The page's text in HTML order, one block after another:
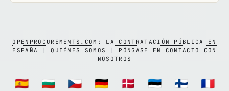
OPENPROCUREMENTS.COM: LA CONTRATACIÓN PÚBLICA EN
ESPAÑA
|QUIÉNES SOMOS
PÓNGASE EN CONTACTO CON
NOSOTROS
🇪🇸 🇧🇬 🇨🇿 🇩🇪 🇩🇰 🇪🇪 🇫🇮 🇫🇷